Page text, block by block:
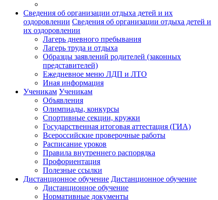
Сведения об организации отдыха детей и их
оздоровлении Сведения об организации отдыха детей и
их оздоровлении
Лагерь дневного пребывания
Лагерь труда и отдыха
Образцы заявлений родителей (законных
представителей)
Ежедневное меню ЛДП и ЛТО
Иная информация
Ученикам Ученикам
Объявления
Олимпиады, конкурсы
Спортивные секции, кружки
Государственная итоговая аттестация (ГИА)
Всероссийские проверочные работы
Расписание уроков
Правила внутреннего распорядка
Профориентация
Полезные ссылки
Дистанционное обучение Дистанционное обучение
Дистанционное обучение
Нормативные документы